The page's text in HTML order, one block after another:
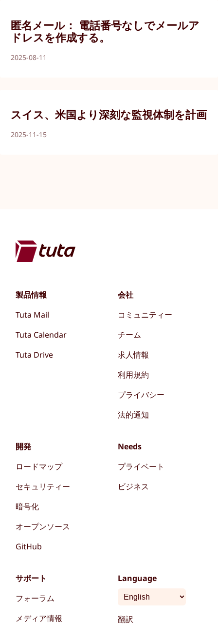
匿名メール： 電話番号なしでメールア
ドレスを作成する。
2025-08-11
スイス、米国より深刻な監視体制を計画
2025-11-15
製品情報
Tuta Mail
Tuta Calendar
Tuta Drive
会社
コミュニティー
チーム
求人情報
利用規約
プライバシー
法的通知
開発
ロードマップ
セキュリティー
暗号化
オープンソース
GitHub
Needs
プライベート
ビジネス
サポート
フォーラム
メディア情報
Language
翻訳